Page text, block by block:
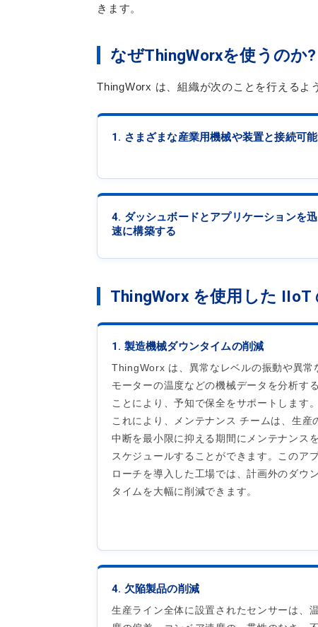
きます。
なぜThingWorxを使うのか?
ThingWorx は、組織が次のことを行えるよ
1. さまざまな産業用機械や装置と接続可能
4. ダッシュボードとアプリケーションを迅
速に構築する
ThingWorx を使用した
1. 製造機械ダウンタイムの削減
ThingWorx は、異常なレベルの振動や異常
モーターの温度などの機械データを分析する
ことにより、予知で保全をサポートします。
これにより、メンテナンス チームは、生産
中断を最小限に抑える期間にメンテナンスを
スケジュールすることができます。このア
ローチを導入した工場では、計画外のダウン
タイムを大幅に削減できます。
4. 欠陥製品の削減
生産ライン全体に設置されたセンサーは、温